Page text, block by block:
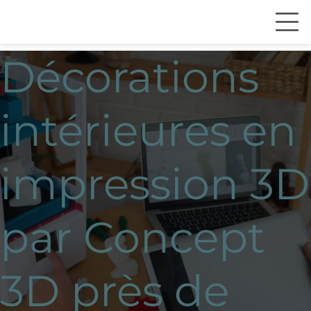
Décorations
intérieures en
impression 3D
par Concept
3D près de